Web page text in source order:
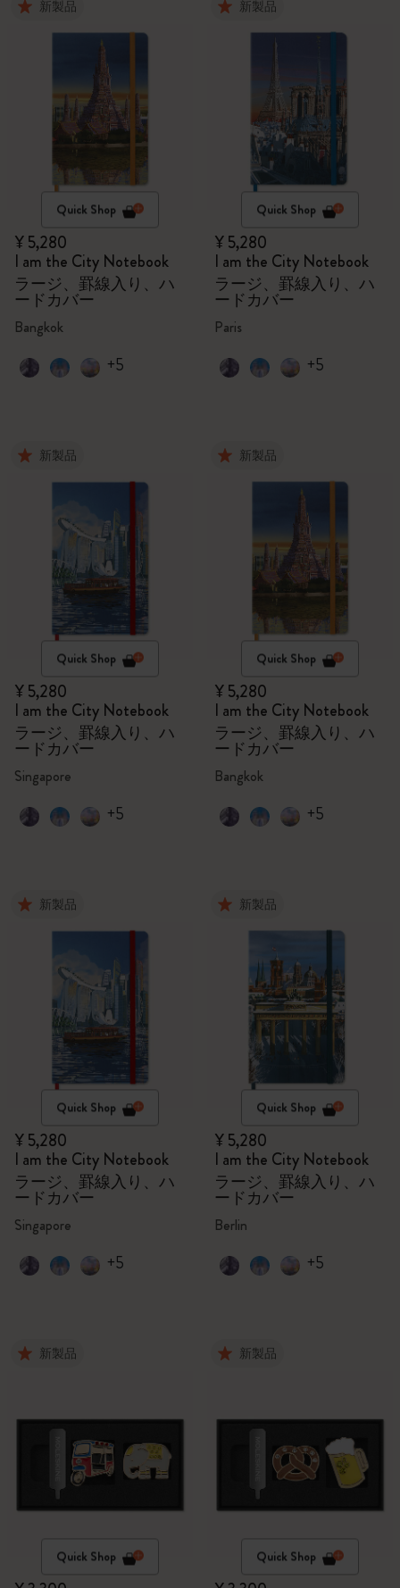
新製品
Quick Shop
¥ 5,280
I am the City Notebook
ラージ、罫線入り、ハ
ードカバー
Bangkok
+5
新製品
Quick Shop
¥ 5,280
I am the City Notebook
ラージ、罫線入り、ハ
ードカバー
Paris
+5
新製品
Quick Shop
¥ 5,280
I am the City Notebook
ラージ、罫線入り、ハ
ードカバー
Singapore
+5
新製品
Quick Shop
¥ 5,280
I am the City Notebook
ラージ、罫線入り、ハ
ードカバー
Bangkok
+5
新製品
Quick Shop
¥ 5,280
I am the City Notebook
ラージ、罫線入り、ハ
ードカバー
Singapore
+5
新製品
Quick Shop
¥ 5,280
I am the City Notebook
ラージ、罫線入り、ハ
ードカバー
Berlin
+5
新製品
Quick Shop
新製品
Quick Shop